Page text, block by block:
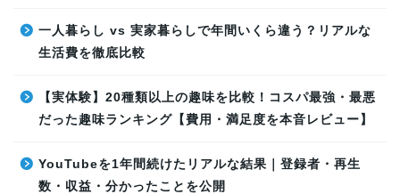
一人暮らし vs 実家暮らしで年間いくら違う？リアルな
生活費を徹底比較
【実体験】20種類以上の趣味を比較！コスパ最強・最悪
だった趣味ランキング【費用・満足度を本音レビュー】
YouTubeを1年間続けたリアルな結果｜登録者・再生
数・収益・分かったことを公開